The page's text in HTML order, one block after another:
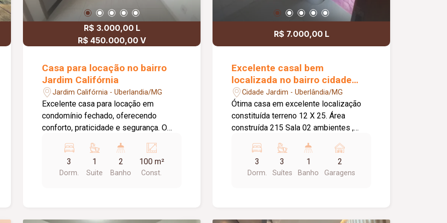
R$ 3.000,00 L
R$ 450.000,00 V
Casa para locação no bairro
Jardim Califórnia
Jardim Califórnia - Uberlandia/MG
Excelente casa para locação em
condomínio fechado, oferecendo
conforto, praticidade e segurança. O
com armários planejados e 01 suíte
com ar-condicionado. O banheiro da
suíte conta com box em vidro e armário
3
Dorm.
1
Suite
2
Banho
100 m²
Const.
R$ 7.000,00 L
Excelente casal bem
localizada no bairro cidade
Jardim
Cidade Jardim - Uberlândia/MG
Ótima casa em excelente localização
constituída terreno 12 X 25. Área
construída 215 Sala 02 ambientes ,
armários e 01 com hidromassagem ,
banheiro social box e blindex , cozinha
planejada , lavanderia com armários ,
3
Dorm.
3
Suítes
1
Banho
2
Garagens